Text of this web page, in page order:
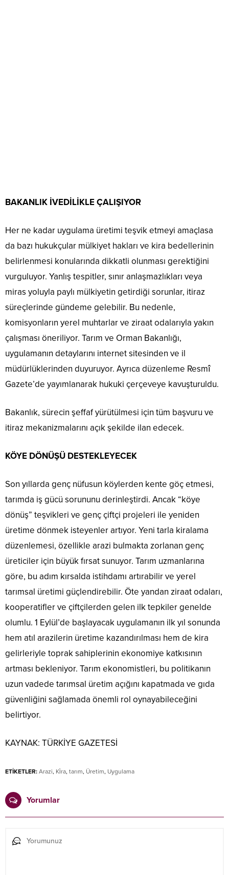
BAKANLIK İVEDİLİKLE ÇALIŞIYOR
Her ne kadar uygulama üretimi teşvik etmeyi amaçlasa
da bazı hukukçular mülkiyet hakları ve kira bedellerinin
belirlenmesi konularında dikkatli olunması gerektiğini
vurguluyor. Yanlış tespitler, sınır anlaşmazlıkları veya
miras yoluyla paylı mülkiyetin getirdiği sorunlar, itiraz
süreçlerinde gündeme gelebilir. Bu nedenle,
komisyonların yerel muhtarlar ve ziraat odalarıyla yakın
çalışması öneriliyor. Tarım ve Orman Bakanlığı,
uygulamanın detaylarını internet sitesinden ve il
müdürlüklerinden duyuruyor. Ayrıca düzenleme Resmî
Gazete’de yayımlanarak hukuki çerçeveye kavuşturuldu.
Bakanlık, sürecin şeffaf yürütülmesi için tüm başvuru ve
itiraz mekanizmalarını açık şekilde ilan edecek.
KÖYE DÖNÜŞÜ DESTEKLEYECEK
Son yıllarda genç nüfusun köylerden kente göç etmesi,
tarımda iş gücü sorununu derinleştirdi. Ancak “köye
dönüş” teşvikleri ve genç çiftçi projeleri ile yeniden
üretime dönmek isteyenler artıyor. Yeni tarla kiralama
düzenlemesi, özellikle arazi bulmakta zorlanan genç
üreticiler için büyük fırsat sunuyor. Tarım uzmanlarına
göre, bu adım kırsalda istihdamı artırabilir ve yerel
tarımsal üretimi güçlendirebilir. Öte yandan ziraat odaları,
kooperatifler ve çiftçilerden gelen ilk tepkiler genelde
olumlu. 1 Eylül’de başlayacak uygulamanın ilk yıl sonunda
hem atıl arazilerin üretime kazandırılması hem de kira
gelirleriyle toprak sahiplerinin ekonomiye katkısının
artması bekleniyor. Tarım ekonomistleri, bu politikanın
uzun vadede tarımsal üretim açığını kapatmada ve gıda
güvenliğini sağlamada önemli rol oynayabileceğini
belirtiyor.
KAYNAK: TÜRKİYE GAZETESİ
ETİKETLER: Arazi, Ki̇ra, tarım, Üretim, Uygulama
Yorumlar